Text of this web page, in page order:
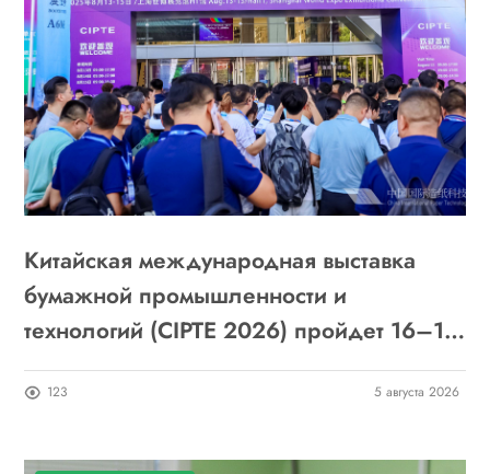
Китайская международная выставка
бумажной промышленности и
технологий (CIPTE 2026) пройдет 16–18
сентября в Ухане: приглашаем к участию
123 5 августа 2026